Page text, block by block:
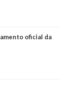
oficial da